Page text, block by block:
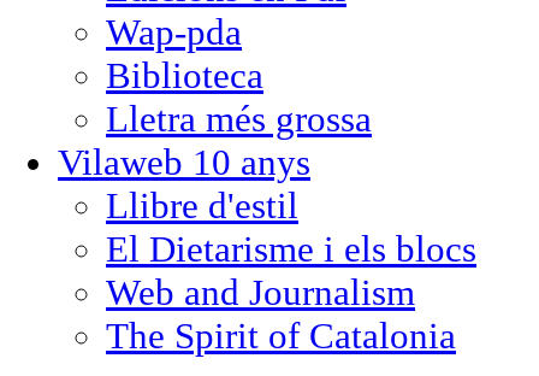
Wap-pda
Biblioteca
Lletra més grossa
Vilaweb 10 anys
Llibre d'estil
El Dietarisme i els blocs
Web and Journalism
The Spirit of Catalonia